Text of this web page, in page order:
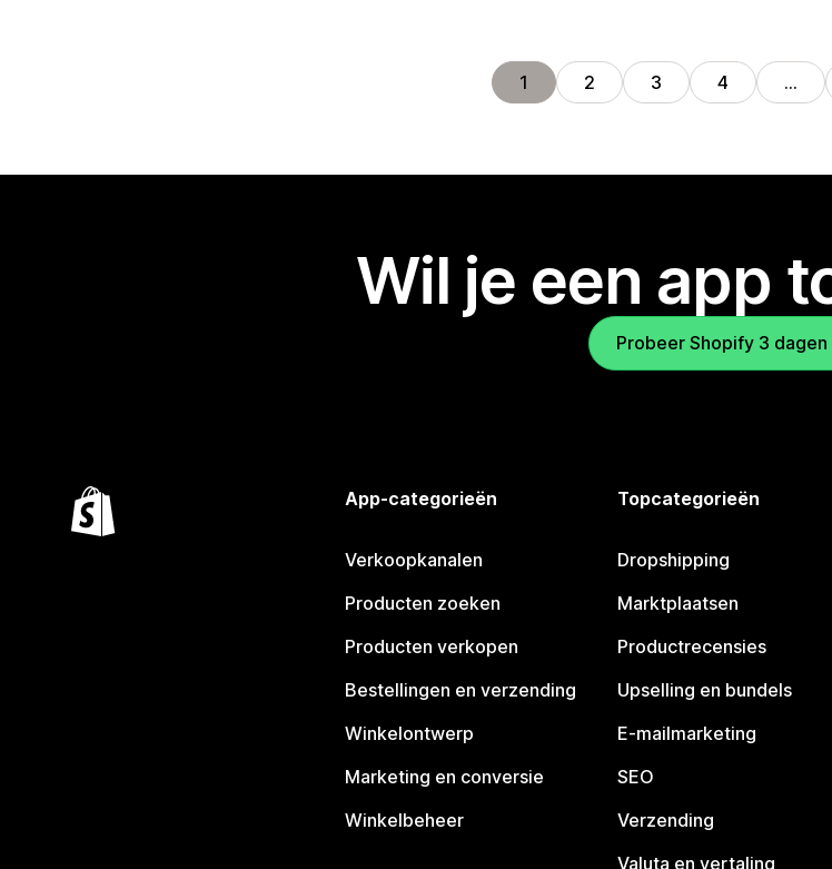
1 2 3 4 …
Wil je een app
Probeer Shopify 3
App-categorieën
Verkoopkanalen
Producten zoeken
Producten verkopen
Bestellingen en verzending
Winkelontwerp
Marketing en conversie
Winkelbeheer
Topcategorieën
Dropshipping
Marktplaatsen
Productrecensies
Upselling en bundels
E-mailmarketing
SEO
Verzending
Valuta en vertaling